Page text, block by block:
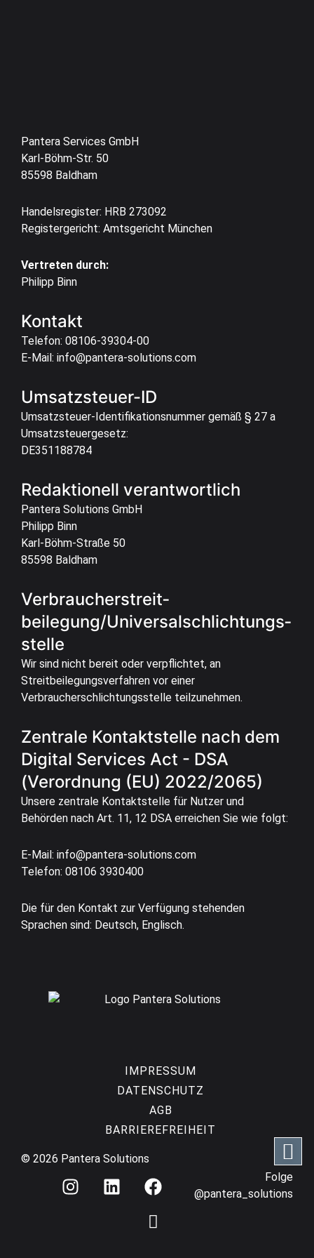
Pantera Services GmbH
Karl-Böhm-Str. 50
85598 Baldham
Handelsregister: HRB 273092
Registergericht: Amtsgericht München
Vertreten durch:
Philipp Binn
Kontakt
Telefon: 08106-39304-00
E-Mail: info@pantera-solutions.com
Umsatzsteuer-ID
Umsatzsteuer-Identifikationsnummer gemäß § 27 a
Umsatzsteuergesetz:
DE351188784
Redaktionell verantwortlich
Pantera Solutions GmbH
Philipp Binn
Karl-Böhm-Straße 50
85598 Baldham
Verbraucher­streit­
beilegung/Universal­schlichtungs­
stelle
Wir sind nicht bereit oder verpflichtet, an
Streitbeilegungsverfahren vor einer
Verbraucherschlichtungsstelle teilzunehmen.
Zentrale Kontaktstelle nach dem
Digital Services Act - DSA
(Verordnung (EU) 2022/2065)
Unsere zentrale Kontaktstelle für Nutzer und
Behörden nach Art. 11, 12 DSA erreichen Sie wie folgt:
E-Mail: info@pantera-solutions.com
Telefon: 08106 3930400
Die für den Kontakt zur Verfügung stehenden
Sprachen sind: Deutsch, Englisch.
© 2026 Pantera Solutions
IMPRESSUM
DATENSCHUTZ
AGB
BARRIEREFREIHEIT
I
n
L
i
F
a
c
e
I
c
o
n
Folge
@pantera_solutions